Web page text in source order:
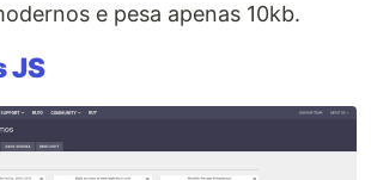
e pesa apenas 10kb.
JS